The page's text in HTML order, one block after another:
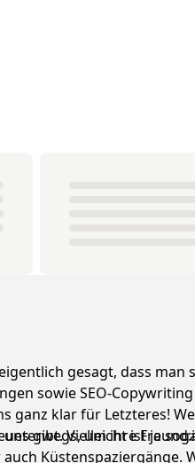
gesagt, dass man
sowie SEO-
ganz klar für Letzteres!
um ihre
Küstenspaziergänge.
gibt. Vielleicht ist ja